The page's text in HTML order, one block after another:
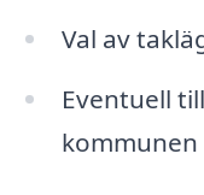
Val av
Eventuell
kommunen